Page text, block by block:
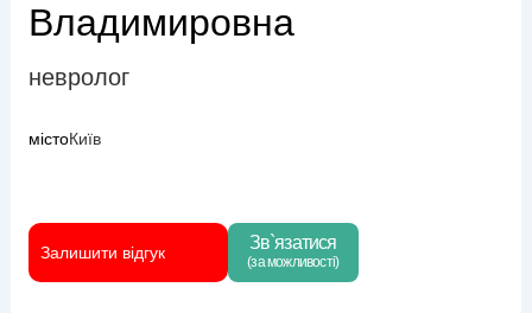
Владимировна
невролог
містоКиїв
Залишити відгук Зв`язатися
(за можливості)